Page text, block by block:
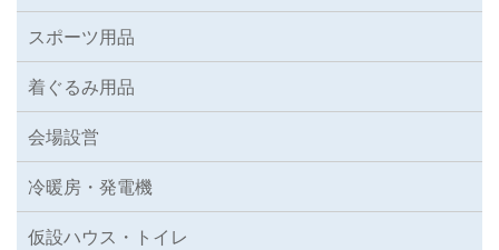
スポーツ用品
着ぐるみ用品
会場設営
冷暖房・発電機
仮設ハウス・トイレ